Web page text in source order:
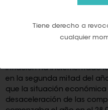
venta (TPV) habían
euros, mientras la
inflación ha incrementado
en la segunda mitad del
que la situación
desaceleración de las
Tiene derecho a
cualquier